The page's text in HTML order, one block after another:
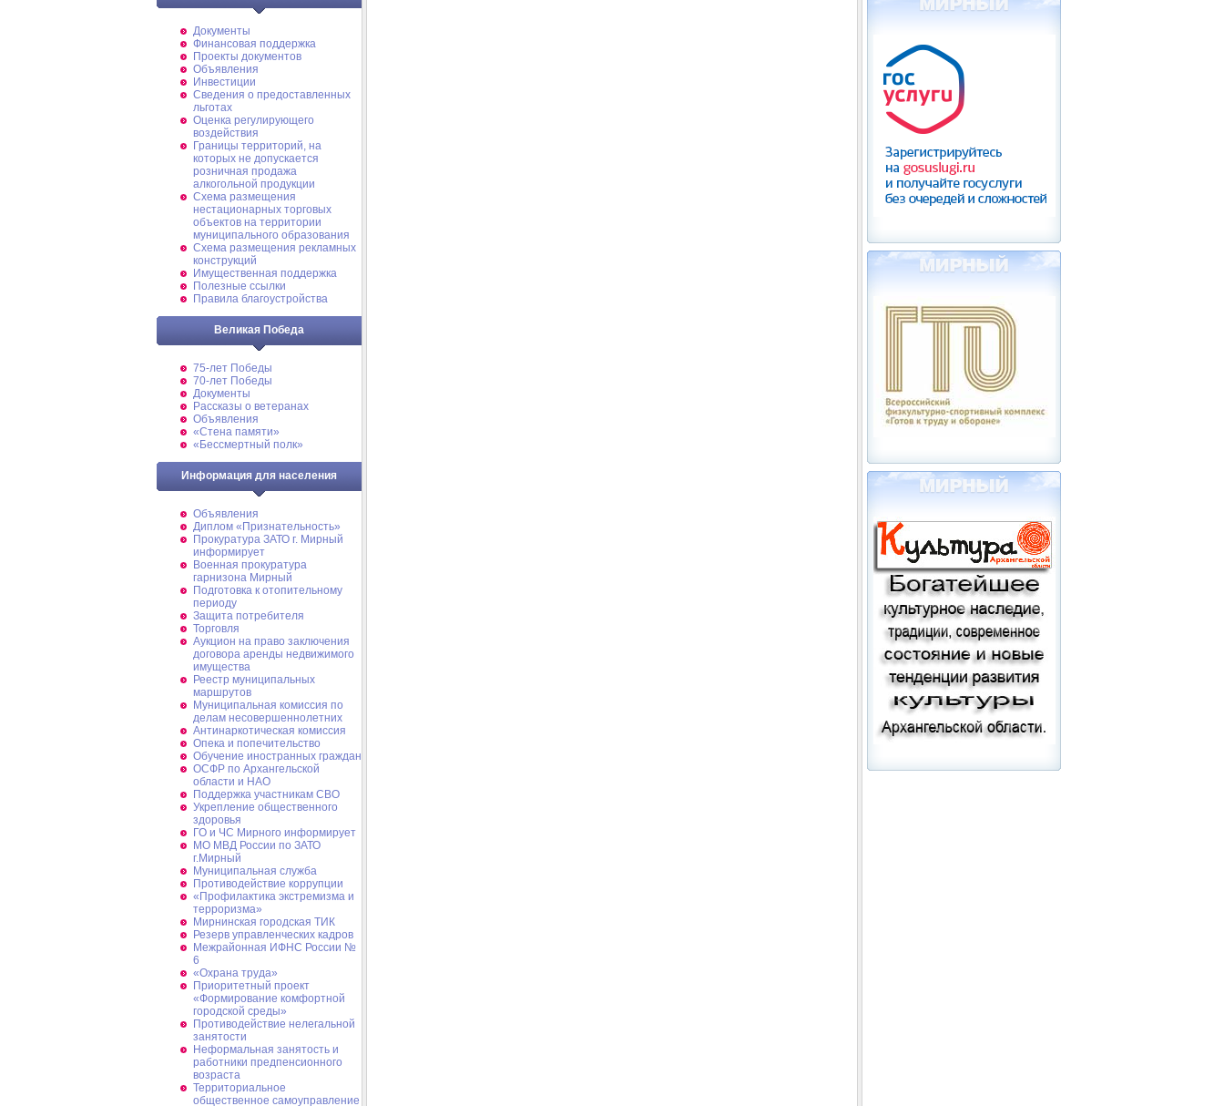
Документы
Финансовая поддержка
Проекты документов
Объявления
Инвестиции
Сведения о предоставленных
льготах
Оценка регулирующего
воздействия
Границы территорий, на
которых не допускается
розничная продажа
алкогольной продукции
Схема размещения
нестационарных торговых
объектов на территории
муниципального образования
Схема размещения рекламных
конструкций
Имущественная поддержка
Полезные ссылки
Правила благоустройства
Великая Победа
75-лет Победы
70-лет Победы
Документы
Рассказы о ветеранах
Объявления
«Стена памяти»
«Бессмертный полк»
Информация для населения
Объявления
Диплом «Признательность»
Прокуратура ЗАТО г. Мирный
информирует
Военная прокуратура
гарнизона Мирный
Подготовка к отопительному
периоду
Защита потребителя
Торговля
Аукцион на право заключения
договора аренды недвижимого
имущества
Реестр муниципальных
маршрутов
Муниципальная комиссия по
делам несовершеннолетних
Антинаркотическая комиссия
Опека и попечительство
Обучение иностранных граждан
ОСФР по Архангельской
области и НАО
Поддержка участникам СВО
Укрепление общественного
здоровья
ГО и ЧС Мирного информирует
МО МВД России по ЗАТО
г.Мирный
Муниципальная cлужба
Противодействие коррупции
«Профилактика экстремизма и
терроризма»
Мирнинская городская ТИК
Резерв управленческих кадров
Межрайонная ИФНС России №
6
«Охрана труда»
Приоритетный проект
«Формирование комфортной
городской среды»
Противодействие нелегальной
занятости
Неформальная занятость и
работники предпенсионного
возраста
Территориальное
общественное самоуправление